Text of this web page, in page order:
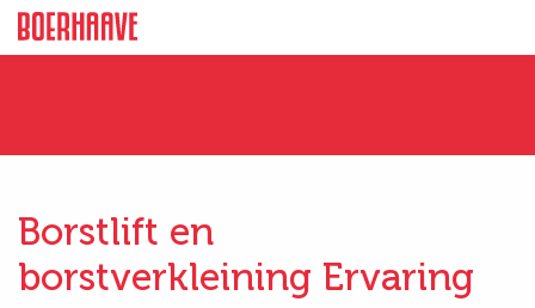
Borstlift en
borstverkleining Ervaring